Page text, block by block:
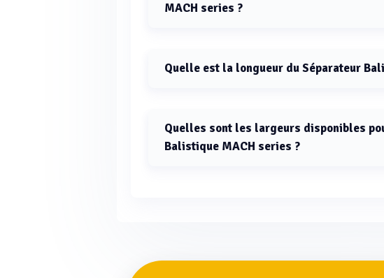
MACH series ?
Quelle est la longueur du Séparateur
Quelles sont les largeurs disponibles
Balistique MACH series ?